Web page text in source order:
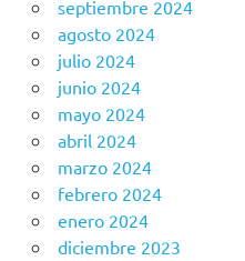
septiembre 2024
agosto 2024
julio 2024
junio 2024
mayo 2024
abril 2024
marzo 2024
febrero 2024
enero 2024
diciembre 2023